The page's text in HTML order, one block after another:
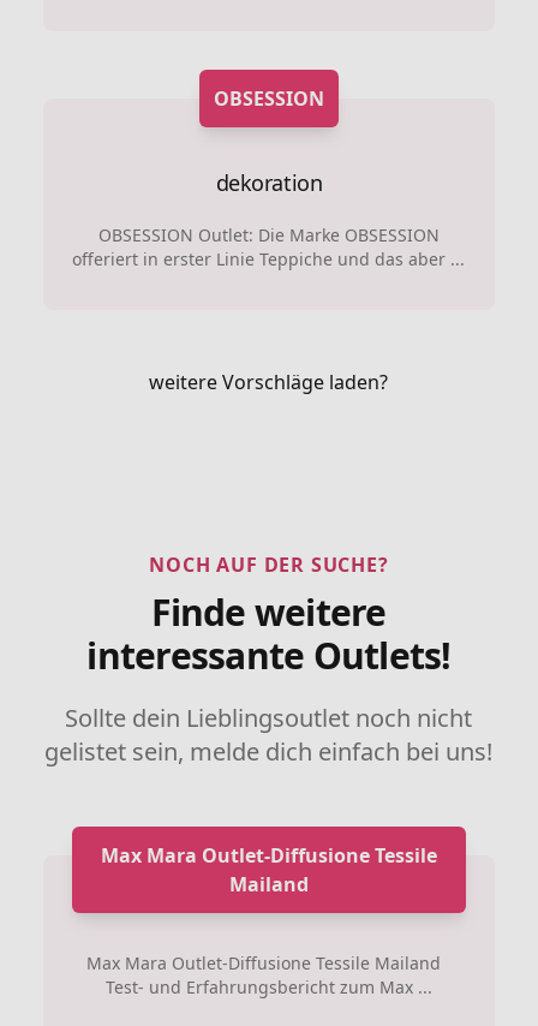
OBSESSION
dekoration
OBSESSION Outlet: Die Marke OBSESSION
offeriert in erster Linie Teppiche und das aber ...
weitere Vorschläge laden?
NOCH AUF DER SUCHE?
Finde weitere
interessante Outlets!
Sollte dein Lieblingsoutlet noch nicht
gelistet sein, melde dich einfach bei uns!
Max Mara Outlet-Diffusione Tessile
Mailand
Max Mara Outlet-Diffusione Tessile Mailand
Test- und Erfahrungsbericht zum Max ...